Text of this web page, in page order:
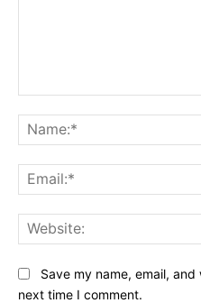
Save my name, email,
next time I comment.